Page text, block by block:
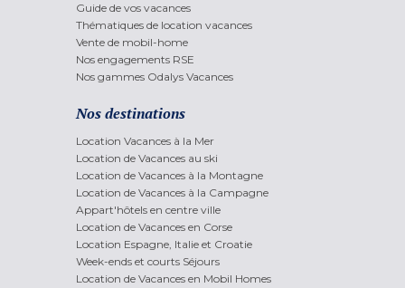
Guide de vos vacances
Thématiques de location vacances
Vente de mobil-home
Nos engagements RSE
Nos gammes Odalys Vacances
Nos destinations
Location Vacances à la Mer
Location de Vacances au ski
Location de Vacances à la Montagne
Location de Vacances à la Campagne
Appart'hôtels en centre ville
Location de Vacances en Corse
Location Espagne, Italie et Croatie
Week-ends et courts Séjours
Location de Vacances en Mobil Homes